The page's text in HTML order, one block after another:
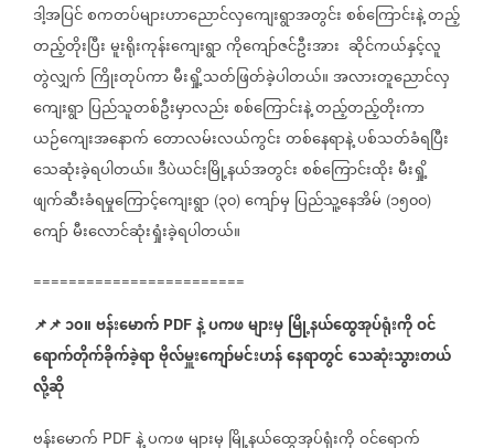
ဒါ့အပြင်စကတပ်များဟာညောင်လှကျေးရွာအတွင်းစစ်ကြောင်းနဲ့တည့်
တည့်တိုးပြီးမူးရိုးကုန်းကျေးရွာကိုကျော်ဇင်ဦးအား ဆိုင်ကယ်နှင့်လူ
တွဲလျှက် ကြိုးတုပ်ကာမီးရှို့သတ်ဖြတ်ခဲ့ပါတယ်။အလားတူညောင်လှ
ကျေးရွာပြည်သူတစ်ဦးမှာလည်းစစ်ကြောင်းနဲ့တည့်တည့်တိုးကာ
ယဉ်ကျေးအနောက်တောလမ်းလယ်ကွင်းတစ်နေရာနဲ့ပစ်သတ်ခံရပြီး
သေဆုံးခဲ့ရပါတယ်။ဒီပဲယင်းမြို့နယ်အတွင်းစစ်ကြောင်းထိုးမီးရှို့
ဖျက်ဆီးခံရမှုကြောင့်ကျေးရွာ (၃၀) ကျော်မှ ပြည်သူ့နေအိမ် (၁၅၀၀)
ကျော်မီးလောင်ဆုံးရှုံးခဲ့ရပါတယ်။
========================
📌📌၁၀။ဗန်းမောက် PDF နဲ့ပကဖများမှမြို့နယ်ထွေအုပ်ရုံးကိုဝင်
ရောက်တိုက်ခိုက်ခဲ့ရာဗိုလ်မှူးကျော်မင်းဟန်နေရာတွင်သေဆုံးသွားတယ်
လို့ဆို
ဗန်းမောက် PDF နဲ့ပကဖများမှ မြို့နယ်ထွေအုပ်ရုံးကိုဝင်ရောက်